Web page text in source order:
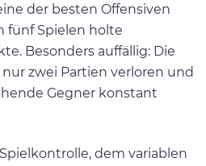
der besten Offensiven
fünf Spielen holte
Besonders auffällig: Die
zwei Partien verloren und
Gegner konstant
dem variablen